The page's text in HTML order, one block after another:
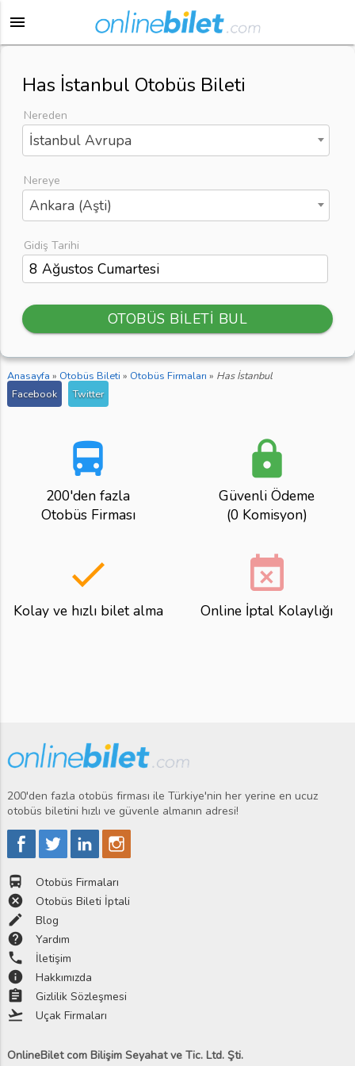
menu
Has İstanbul Otobüs Bileti
Nereden
İstanbul Avrupa
Nereye
Ankara (Aşti)
Gidiş Tarihi
OTOBÜS BİLETİ BUL
Anasayfa » Otobüs Bileti » Otobüs Firmaları » Has İstanbul
Facebook
Twitter
directions_bus
200'den fazla
Otobüs Firması
lock
Güvenli Ödeme
(0 Komisyon)
done
Kolay ve hızlı bilet alma
event_busy
Online İptal Kolaylığı
200'den fazla otobüs firması ile Türkiye'nin her yerine en ucuz
otobüs biletini hızlı ve güvenle almanın adresi!
directions_bus Otobüs Firmaları
cancel Otobüs Bileti İptali
edit Blog
help Yardım
phone İletişim
info Hakkımızda
assignment Gizlilik Sözleşmesi
flight_takeoff Uçak Firmaları
OnlineBilet com Bilişim Seyahat ve Tic. Ltd. Şti.